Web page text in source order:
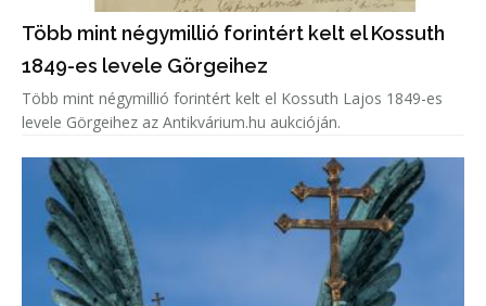
Több mint négymillió forintért kelt el Kossuth
1849-es levele Görgeihez
Több mint négymillió forintért kelt el Kossuth Lajos 1849-es
levele Görgeihez az Antikvárium.hu aukcióján.